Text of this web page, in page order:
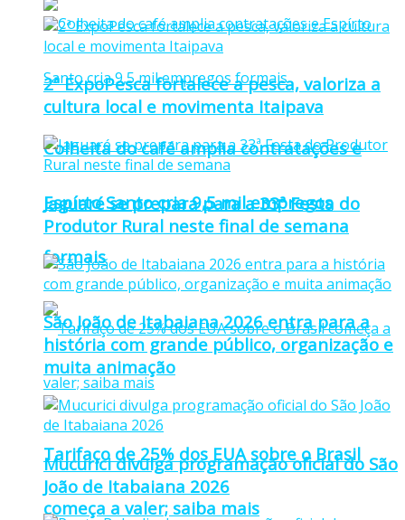
Colheita do café amplia contratações e
Espírto Santo cria 9,5 mil empregos
formais
Tarifaço de 25% dos EUA sobre o Brasil
começa a valer; saiba mais
2ª ExpoPesca fortalece a pesca, valoriza a
cultura local e movimenta Itaipava
Jaguaré se prepara para a 33ª Festa do
Produtor Rural neste final de semana
São João de Itabaiana 2026 entra para a
história com grande público, organização e
muita animação
Mucurici divulga programação oficial do São
João de Itabaiana 2026